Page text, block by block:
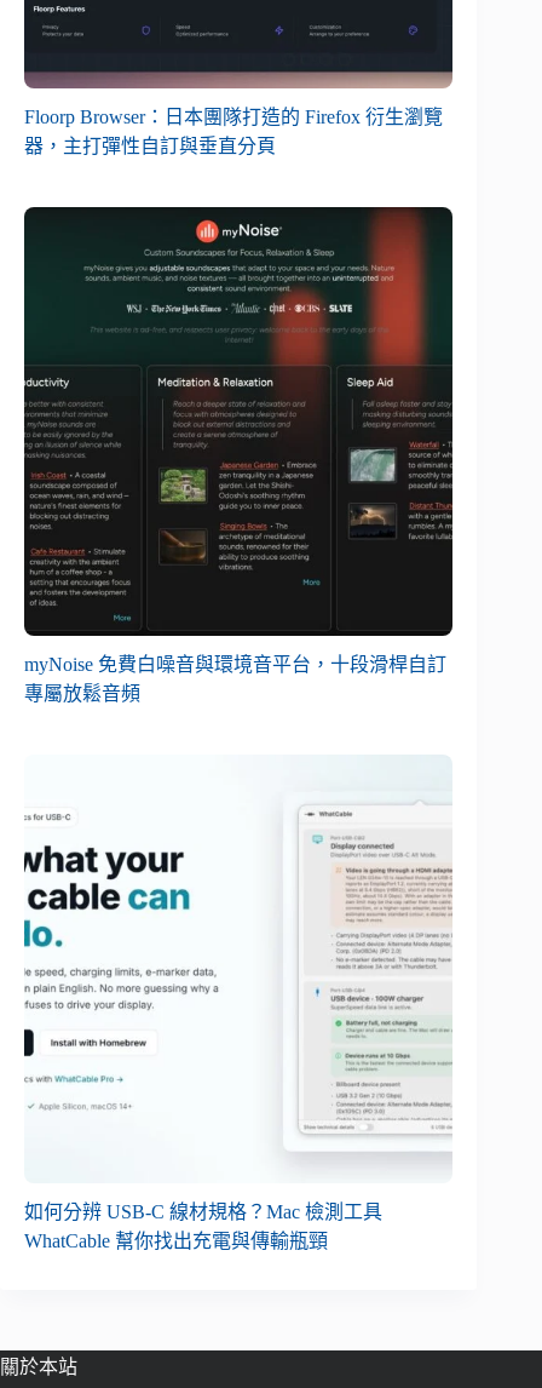
Floorp Browser：日本團隊打造的 Firefox 衍生瀏覽
器，主打彈性自訂與垂直分頁
myNoise 免費白噪音與環境音平台，十段滑桿自訂
專屬放鬆音頻
如何分辨 USB-C 線材規格？Mac 檢測工具
WhatCable 幫你找出充電與傳輸瓶頸
關於本站